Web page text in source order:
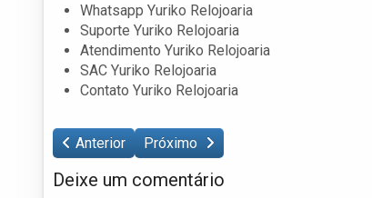
Whatsapp Yuriko Relojoaria
Suporte Yuriko Relojoaria
Atendimento Yuriko Relojoaria
SAC Yuriko Relojoaria
Contato Yuriko Relojoaria
Anterior Próximo
Deixe um comentário